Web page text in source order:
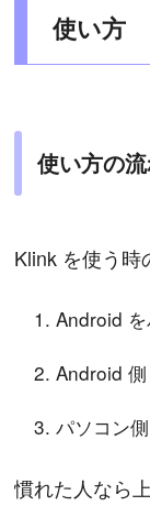
使い方
使い方の
Klink を使う時
Android
Android 側
パソコン
慣れた人なら